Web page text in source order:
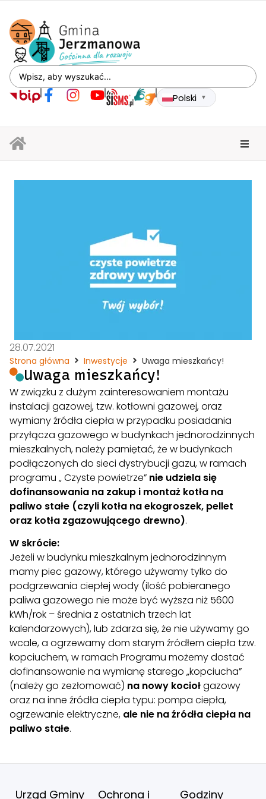
Polski ▼
28.07.2021
Strona główna Inwestycje Uwaga mieszkańcy!
Uwaga mieszkańcy!
W związku z dużym zainteresowaniem montażu
instalacji gazowej, tzw. kotłowni gazowej, oraz
wymiany źródła ciepła w przypadku posiadania
przyłącza gazowego w budynkach jednorodzinnych
mieszkalnych, należy pamiętać, że w budynkach
podłączonych do sieci dystrybucji gazu, w ramach
programu „ Czyste powietrze” nie udziela się
dofinansowania na zakup i montaż kotła na
paliwo stałe (czyli kotła na ekogroszek, pellet
oraz kotła zgazowującego drewno).
W skrócie:
Jeżeli w budynku mieszkalnym jednorodzinnym
mamy piec gazowy, którego używamy tylko do
podgrzewania ciepłej wody (ilość pobieranego
paliwa gazowego nie może być wyższa niż 5600
kWh/rok – średnia z ostatnich trzech lat
kalendarzowych), lub zdarza się, że nie używamy go
wcale, a ogrzewamy dom starym źródłem ciepła tzw.
kopciuchem, w ramach Programu możemy dostać
dofinansowanie na wymianę starego „kopciucha”
(należy go zezłomować) na nowy kociołgazowy
oraz na inne źródła ciepła typu: pompa ciepła,
ogrzewanie elektryczne, ale nie na źródła ciepła na
paliwo stałe.
Urząd Gminy Ochrona i Godziny